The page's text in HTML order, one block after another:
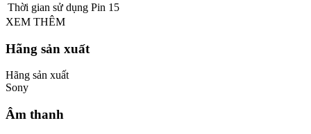
Thời gian sử dụng Pin 15
XEM THÊM
Hãng sản xuất
Hãng sản xuất
Sony
Âm thanh